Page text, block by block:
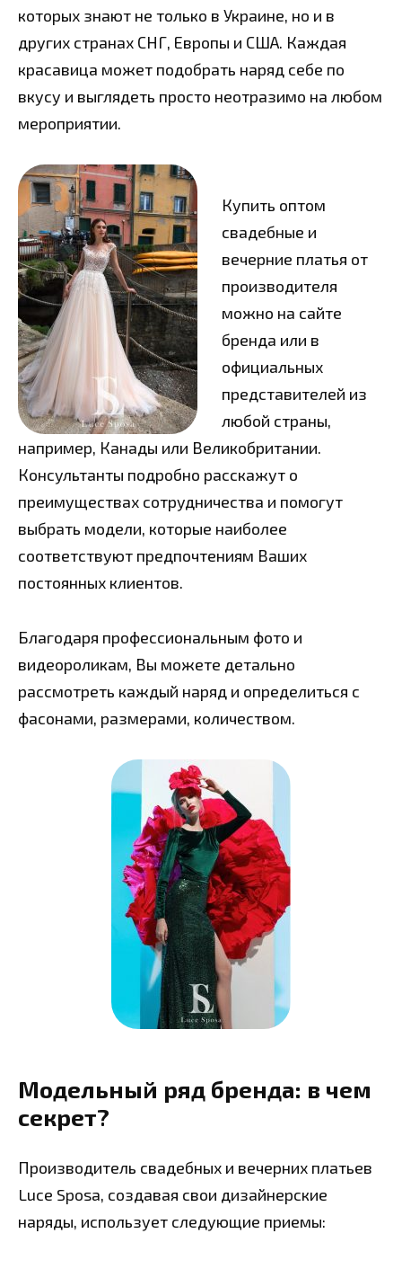
которых знают не только в Украине, но и в
других странах СНГ, Европы и США. Каждая
красавица может подобрать наряд себе по
вкусу и выглядеть просто неотразимо на любом
мероприятии.
Купить оптом
свадебные и
вечерние платья от
производителя
можно на сайте
бренда или в
официальных
представителей из
любой страны,
например, Канады или Великобритании.
Консультанты подробно расскажут о
преимуществах сотрудничества и помогут
выбрать модели, которые наиболее
соответствуют предпочтениям Ваших
постоянных клиентов.
Благодаря профессиональным фото и
видеороликам, Вы можете детально
рассмотреть каждый наряд и определиться с
фасонами, размерами, количеством.
Модельный ряд бренда: в чем
секрет?
Производитель свадебных и вечерних платьев
Luce Sposa, создавая свои дизайнерские
наряды, использует следующие приемы: